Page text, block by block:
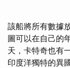
該船將所有數據
圖可以在自己的
天，卡特奇也有
印度洋獨特的異